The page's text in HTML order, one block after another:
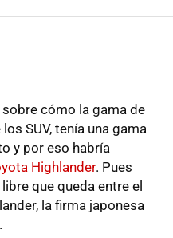
cómo la gama de
SUV, tenía una gama
y por eso habría
Highlander. Pues
que queda entre el
la firma japonesa